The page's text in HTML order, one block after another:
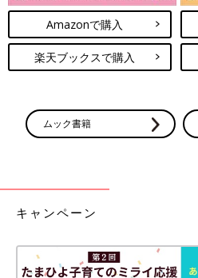
Amazonで購入
楽天ブックスで購入
ムック書籍
キャンペーン